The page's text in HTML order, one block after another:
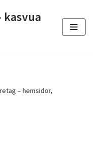
– hemsidor,